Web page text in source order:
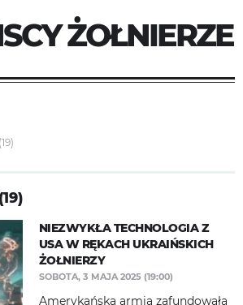
ŻOŁNIERZE
(19)
NIEZWYKŁA TECHNOLOGIA Z
USA W RĘKACH UKRAIŃSKICH
ŻOŁNIERZY
SOBOTA, 3 MAJA 2025 (19:00)
Amerykańska armia zafundowała